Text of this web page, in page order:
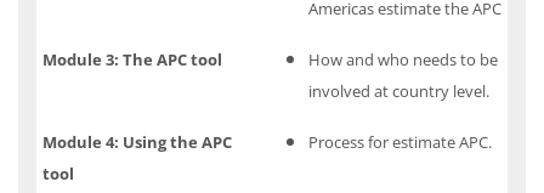
Americas estimate the APC
Module 3: The APC tool
How and who needs to be
involved at country level.
Module 4: Using the APC
tool
Process for estimate APC.